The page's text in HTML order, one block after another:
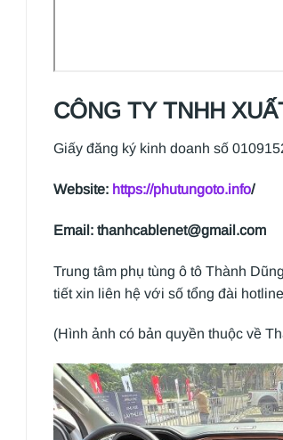
CÔNG TY TNHH
Giấy đăng ký kinh doanh số
Website: https://phutungoto.info/
Email: thanhcablenet@gmail.com
Trung tâm phụ tùng ô tô Thành
tiết xin liên hệ với số tổng đài hotline
(Hình ảnh có bản quyền thuộc về